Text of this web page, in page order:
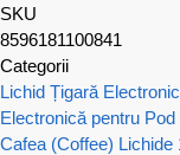
SKU
8596181100841
Categorii
Lichid Țigară
Electronică pentru
Cafea (Coffee) Lichide